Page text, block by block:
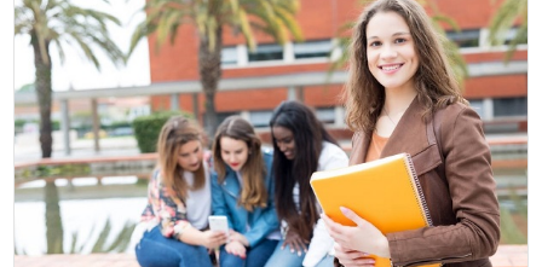
TEKNOLOJI
YAŞAM